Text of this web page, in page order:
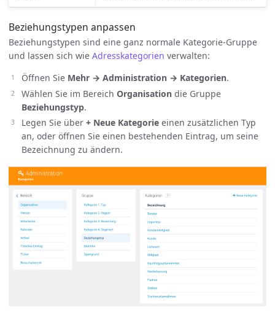
Beziehungstypen anpassen
Beziehungstypen sind eine ganz normale Kategorie-Gruppe
und lassen sich wie Adresskategorien verwalten:
Öffnen Sie Mehr → Administration → Kategorien.
Wählen Sie im Bereich Organisation die Gruppe
Beziehungstyp.
Legen Sie über + Neue Kategorie einen zusätzlichen Typ
an, oder öffnen Sie einen bestehenden Eintrag, um seine
Bezeichnung zu ändern.